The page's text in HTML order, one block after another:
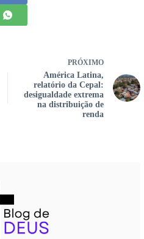
PRÓXIMO
América Latina,
relatório da Cepal:
desigualdade extrema
na distribuição de
renda